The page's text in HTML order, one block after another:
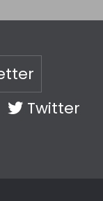
Twitter